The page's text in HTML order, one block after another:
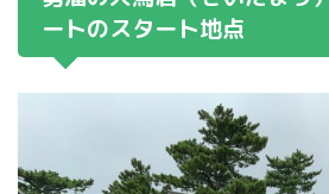
ートのスタート地点